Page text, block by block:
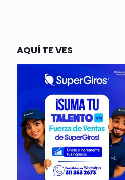
AQUÍ TE VES